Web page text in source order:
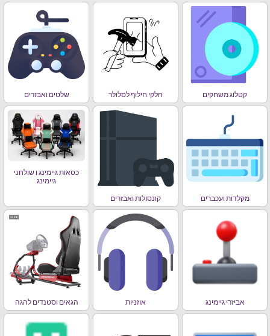
קטלוג משחקים חלקי חילוף לסלולר שלטים ואבזרים
מקלדות ועכברים קונסולות ואבזרים
כסאות גיימינג ו שולחני
גיימינג
אביזרי גיימינג אוזניות הגאים וסטנדים להגה